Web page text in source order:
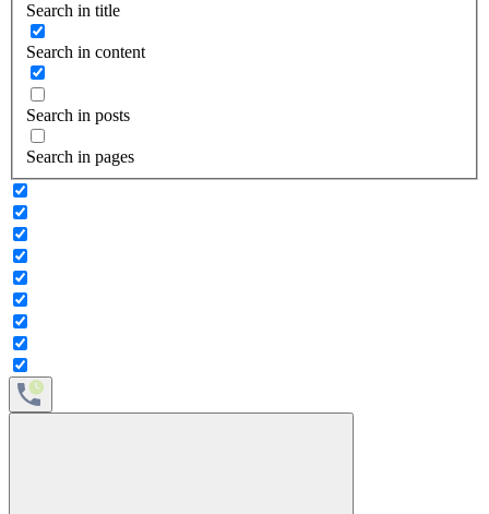
Search in title
Search in content
Search in posts
Search in pages